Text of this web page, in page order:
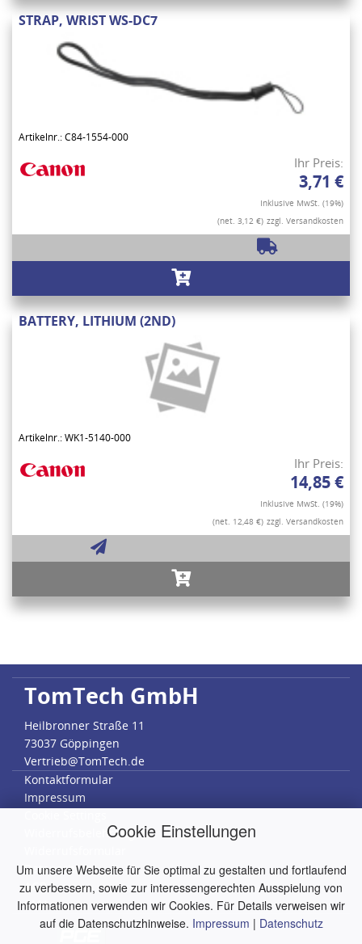
Cookie Einstellungen
Um unsere Webseite für Sie optimal zu gestalten und fortlaufend
zu verbessern, sowie zur interessengerechten Ausspielung von
Informationen verwenden wir Cookies. Für Details verweisen wir
auf die Datenschutzhinweise. Impressum | Datenschutz
STRAP, WRIST WS-DC7
Artikelnr.: C84-1554-000
Ihr Preis:
3,71 €
Inklusive MwSt. (19%)
(net. 3,12 €) zzgl. Versandkosten
BATTERY, LITHIUM (2ND)
Artikelnr.: WK1-5140-000
Ihr Preis:
14,85 €
Inklusive MwSt. (19%)
(net. 12,48 €) zzgl. Versandkosten
TomTech GmbH
Heilbronner Straße 11
73037 Göppingen
Vertrieb@TomTech.de
Kontaktformular
Impressum
Widerrufsbelehrung
Datenschutz
AGB
RMA